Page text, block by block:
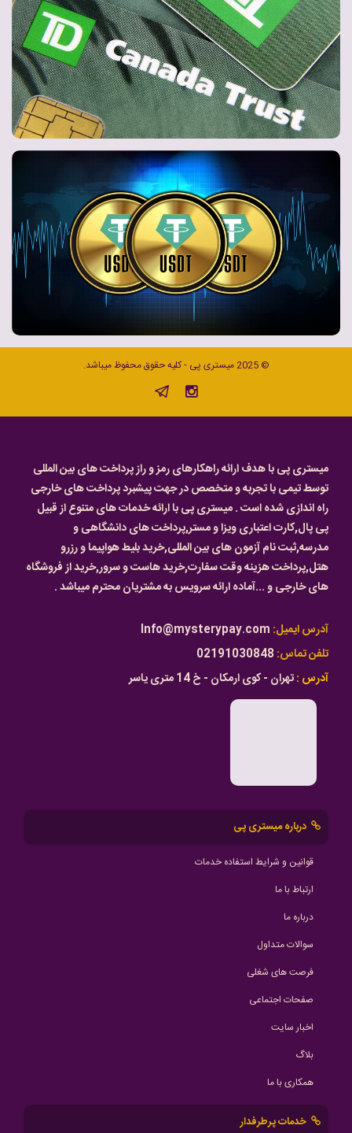
© 2025 میستری پی - کلیه حقوق محفوظ میباشد.
میستری پی با هدف ارائه راهکارهای رمز و راز پرداخت های بین المللی
توسط تیمی با تجربه و متخصص در جهت پیشبرد پرداخت های خارجی
راه اندازی شده است . میستری پی با ارائه خدمات های متنوع از قبیل
پی پال,کارت اعتباری ویزا و مستر,پرداخت های دانشگاهی و
مدرسه,ثبت نام آزمون های بین المللی,خرید بلیط هواپیما و رزرو
هتل,پرداخت هزینه وقت سفارت,خرید هاست و سرور,خرید از فروشگاه
های خارجی و ...آماده ارائه سرویس به مشتریان محترم میباشد .
آدرس ایمیل: Info@mysterypay.com
تلفن تماس: 02191030848
آدرس :تهران - کوی ارمکان - خ 14 متری یاسر
درباره میستری پی
قوانین و شرایط استفاده خدمات
ارتباط با ما
درباره ما
سوالات متداول
فرصت های شغلی
صفحات اجتماعی
اخبار سایت
بلاگ
همکاری با ما
خدمات پرطرفدار